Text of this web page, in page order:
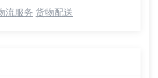
流服务 货物配送